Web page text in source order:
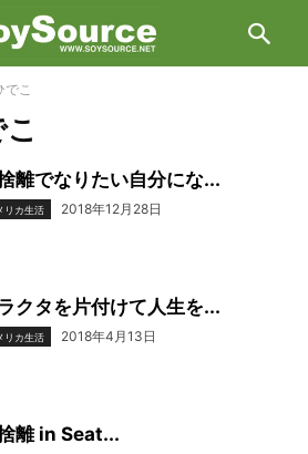
でこ
離でなりたい自分にな...
リカ生活 2018年12月28日
クタを片付けて人生を...
リカ生活 2018年4月13日
離 in Seat...